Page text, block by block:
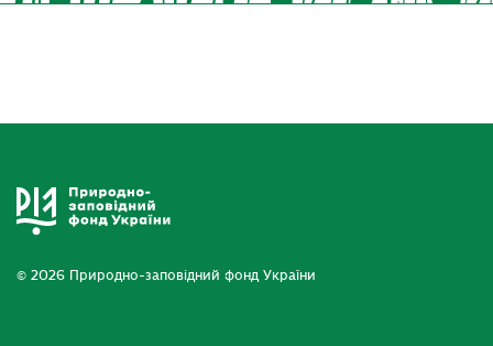
© 2026 Природно-заповідний фонд України